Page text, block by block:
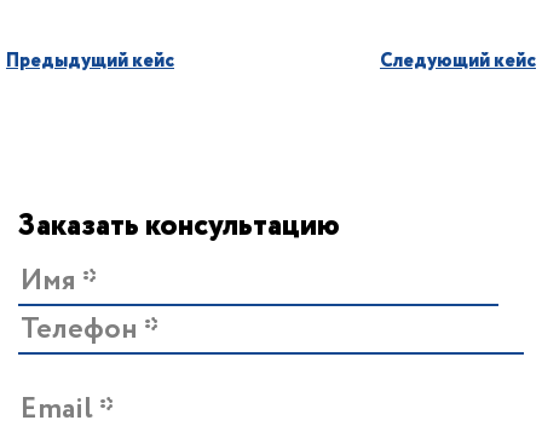
Предыдущий кейс Следующий кейс
Заказать консультацию